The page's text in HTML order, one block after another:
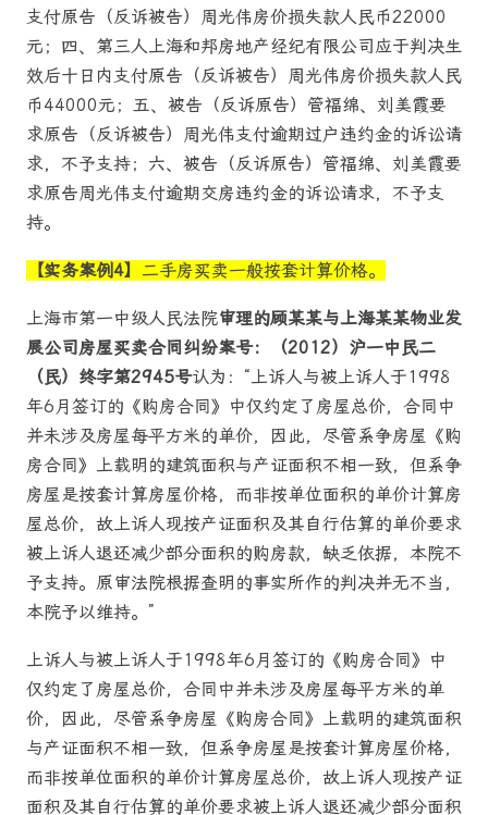
支付原告（反诉被告）周光伟房价损失款人民币22000
元；四、第三人上海和邦房地产经纪有限公司应于判决生
效后十日内支付原告（反诉被告）周光伟房价损失款人民
币44000元；五、被告（反诉原告）管福绵、刘美霞要
求原告（反诉被告）周光伟支付逾期过户违约金的诉讼请
求，不予支持；六、被告（反诉原告）管福绵、刘美霞要
求原告周光伟支付逾期交房违约金的诉讼请求，不予支
持。
【实务案例4】 二手房买卖一般按套计算价格。
上海市第一中级人民法院审理的顾某某与上海某某物业发
展公司房屋买卖合同纠纷案号：（2012）沪一中民二
（民）终字第2945号认为：“上诉人与被上诉人于1998
年6月签订的《购房合同》中仅约定了房屋总价，合同中
并未涉及房屋每平方米的单价，因此，尽管系争房屋《购
房合同》上载明的建筑面积与产证面积不相一致，但系争
房屋是按套计算房屋价格，而非按单位面积的单价计算房
屋总价，故上诉人现按产证面积及其自行估算的单价要求
被上诉人退还减少部分面积的购房款，缺乏依据，本院不
予支持。原审法院根据查明的事实所作的判决并无不当，
本院予以维持。”
上诉人与被上诉人于1998年6月签订的《购房合同》中
仅约定了房屋总价，合同中并未涉及房屋每平方米的单
价，因此，尽管系争房屋《购房合同》上载明的建筑面积
与产证面积不相一致，但系争房屋是按套计算房屋价格，
而非按单位面积的单价计算房屋总价，故上诉人现按产证
面积及其自行估算的单价要求被上诉人退还减少部分面积